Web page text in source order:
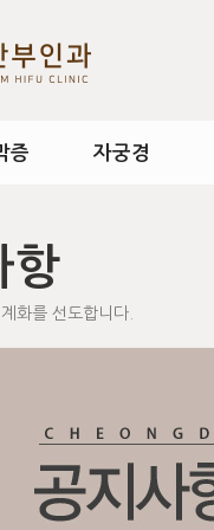
증 자궁경
항
화를 선도합니다.